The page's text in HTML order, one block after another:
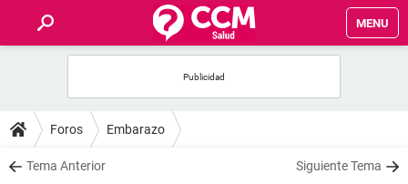
MENU
FOROS
SALUD
Foros Embarazo
Tema Anterior Siguiente Tema